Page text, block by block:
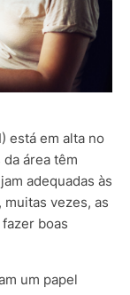
está em alta no
área têm
adequadas às
vezes, as
boas
um papel